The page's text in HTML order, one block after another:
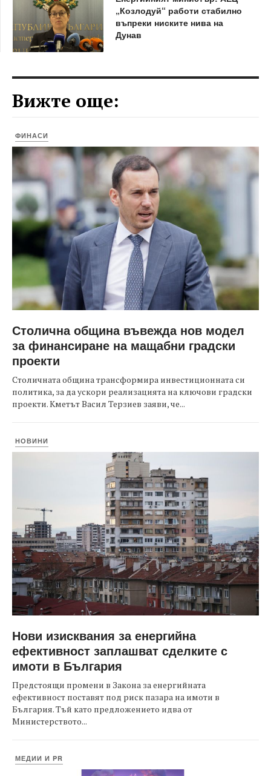
„Козлодуй“ работи стабилно
въпреки ниските нива на
Дунав
Вижте още:
ФИНАСИ
Столична община въвежда нов модел
за финансиране на мащабни градски
проекти
Столичната община трансформира инвестиционната си
политика, за да ускори реализацията на ключови градски
проекти. Кметът Васил Терзиев заяви, че...
НОВИНИ
Нови изисквания за енергийна
ефективност заплашват сделките с
имоти в България
Предстоящи промени в Закона за енергийната
ефективност поставят под риск пазара на имоти в
България. Тъй като предложението идва от
Министерството...
МЕДИИ И PR